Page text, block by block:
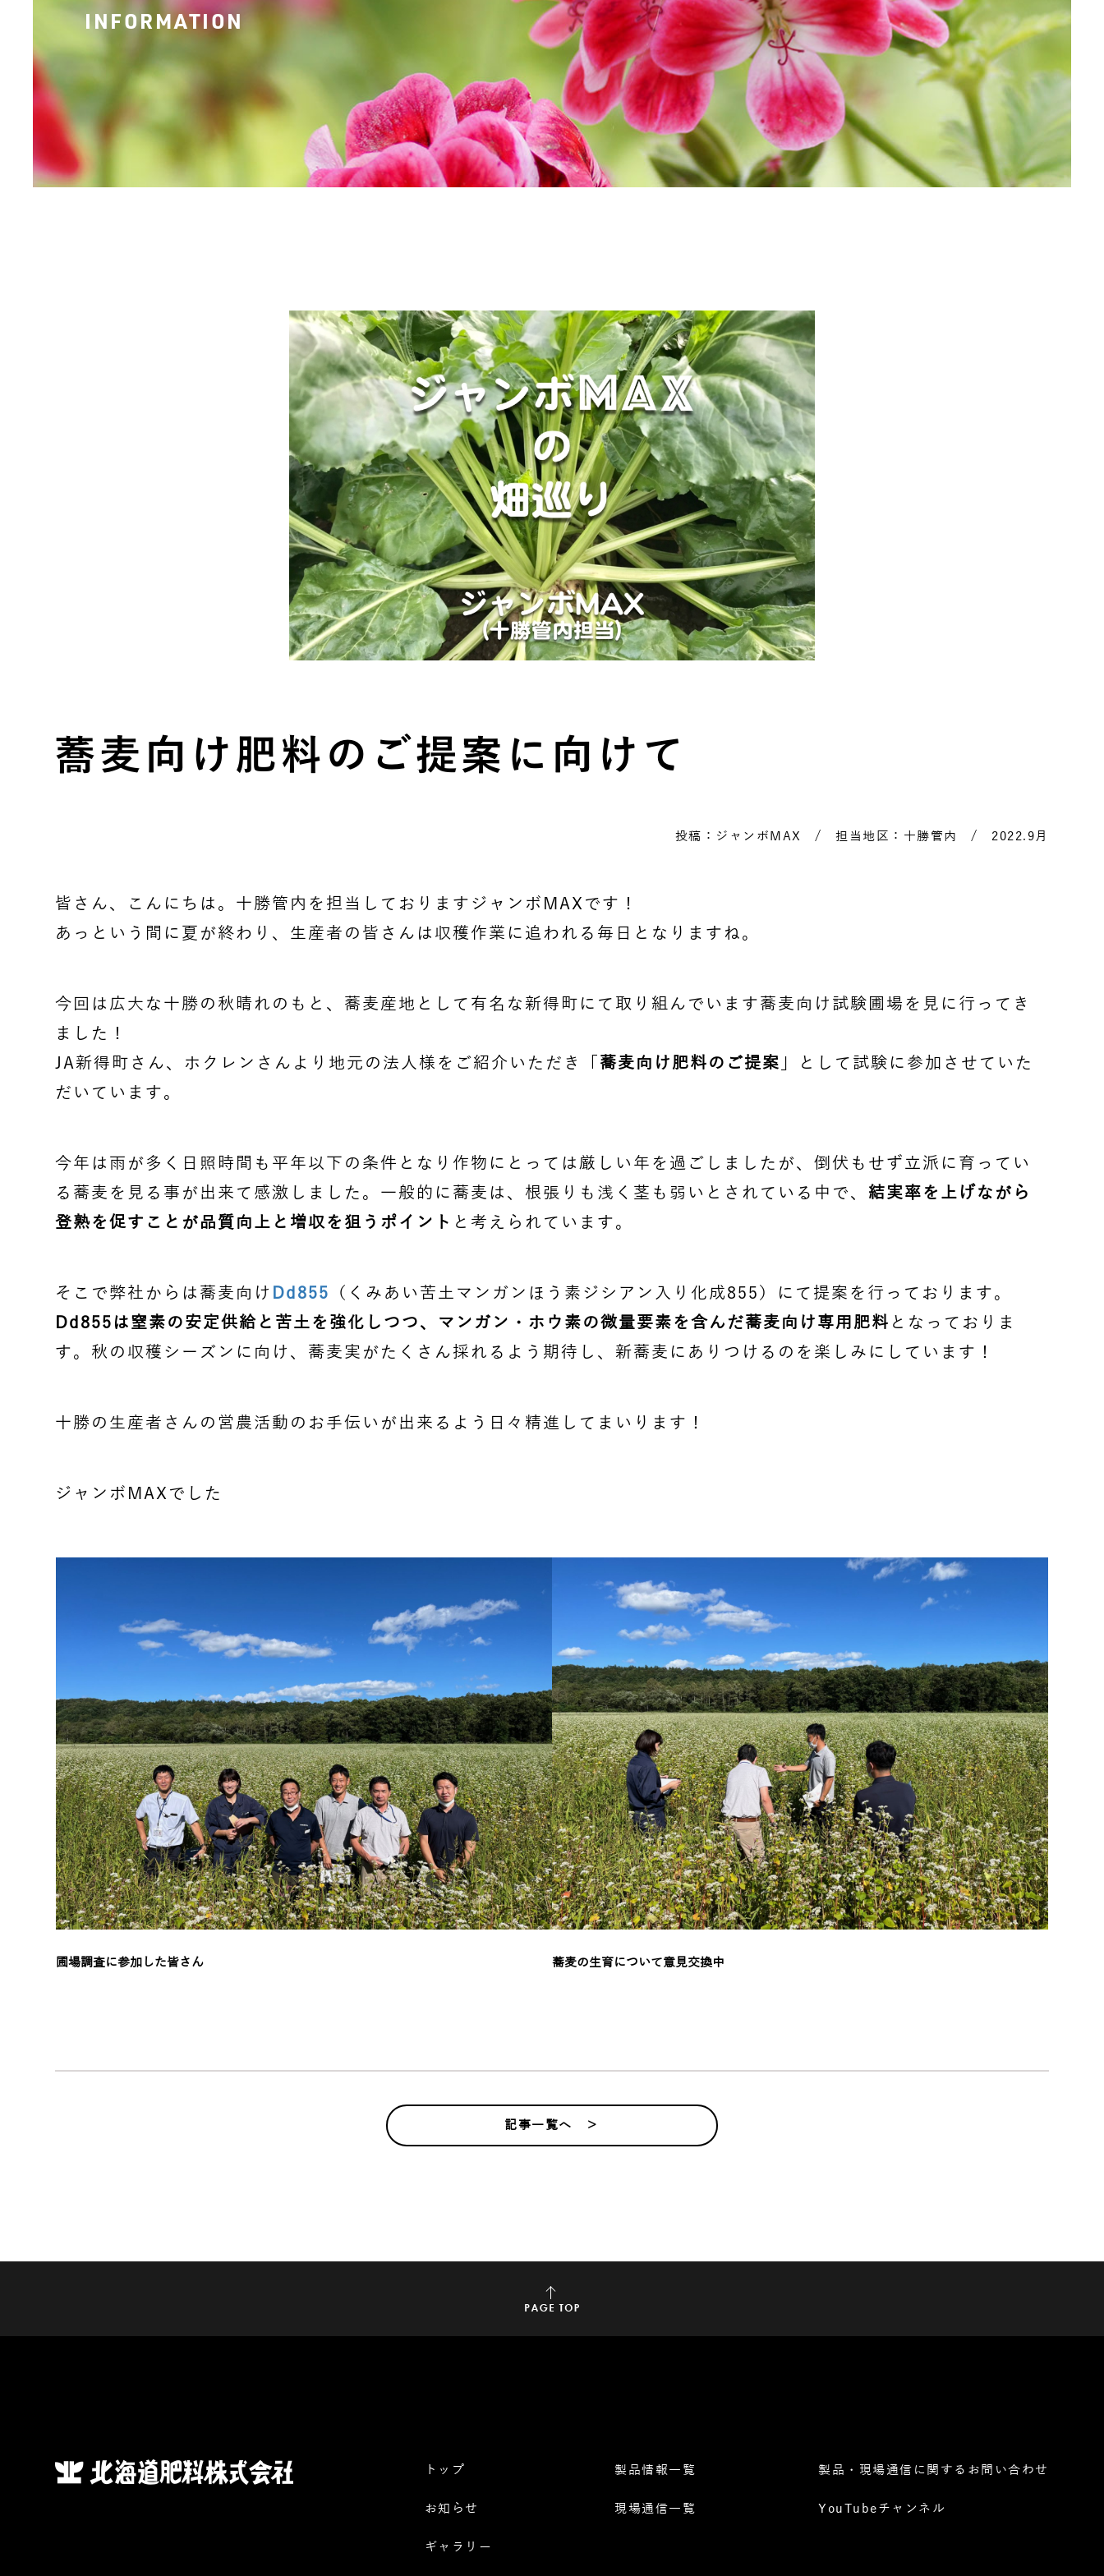
INFORMATION
蕎麦向け肥料のご提案に向けて
投稿：ジャンボMAX / 担当地区：十勝管内 / 2022.9月
皆さん、こんにちは。十勝管内を担当しておりますジャンボMAXです！
あっという間に夏が終わり、生産者の皆さんは収穫作業に追われる毎日となりますね。
今回は広大な十勝の秋晴れのもと、蕎麦産地として有名な新得町にて取り組んでいます蕎麦向け試験圃場を見に行ってき
ました！
JA新得町さん、ホクレンさんより地元の法人様をご紹介いただき「蕎麦向け肥料のご提案
」として試験に参加させていた
だいています。
今年は雨が多く日照時間も平年以下の条件となり作物にとっては厳しい年を過ごしましたが、倒伏もせず立派に育ってい
る蕎麦を見る事が出来て感激しました。一般的に蕎麦は、根張りも浅く茎も弱いとされている中で、 結実率を上げながら
登熟を促すことが品質向上と増収を狙うポイント と考えられています。
そこで弊社からは蕎麦向け Dd855
（くみあい苦土マンガンほう素ジシアン入り化成855）にて提案を行っております。
Dd855は窒素の安定供給と苦土を強化しつつ、マンガン・ホウ素の微量要素を含んだ蕎麦向け専用肥料 となっておりま
す。秋の収穫シーズンに向け、蕎麦実がたくさん採れるよう期待し、新蕎麦にありつけるのを楽しみにしています！
十勝の生産者さんの営農活動のお手伝いが出来るよう日々精進してまいります！
ジャンボMAXでした
圃場調査に参加した皆さん 蕎麦の生育について意見交換中
記事一覧へ ＞
トップ
お知らせ
ギャラリー
製品情報一覧
現場通信一覧
製品・現場通信に関するお問い合わせ
YouTubeチャンネル